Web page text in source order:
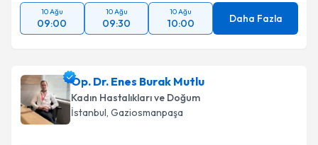
10 Ağu
09:00
10 Ağu
09:30
10 Ağu
10:00 Daha Fazla
Op. Dr. Enes Burak Mutlu
Kadın Hastalıkları ve Doğum
İstanbul, Gaziosmanpaşa